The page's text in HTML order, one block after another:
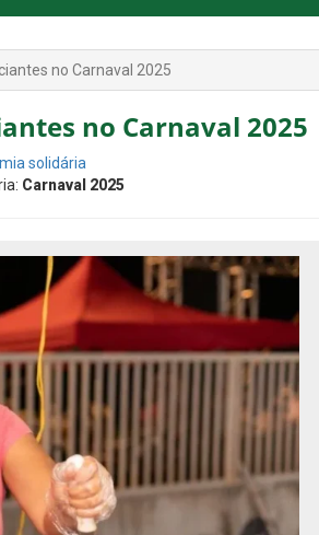
no Carnaval 2025
no Carnaval 2025
solidária
Carnaval 2025